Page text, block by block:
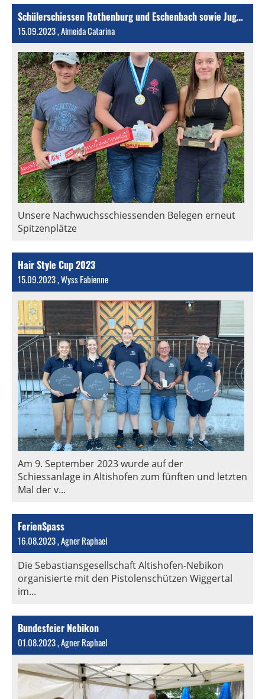
Schülerschiessen Rothenburg und Eschenbach sowie Jugendschiessen Emmen
15.09.2023, Almeida Catarina
Unsere Nachwuchsschiessenden Belegen erneut
Spitzenplätze
Hair Style Cup 2023
15.09.2023, Wyss Fabienne
Am 9. September 2023 wurde auf der
Schiessanlage in Altishofen zum fünften und letzten
Mal der v...
FerienSpass
16.08.2023, Agner Raphael
Die Sebastiansgesellschaft Altishofen-Nebikon
organisierte mit den Pistolenschützen Wiggertal
im...
Bundesfeier Nebikon
01.08.2023, Agner Raphael